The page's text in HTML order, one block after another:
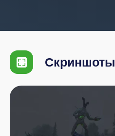
Скриншоты